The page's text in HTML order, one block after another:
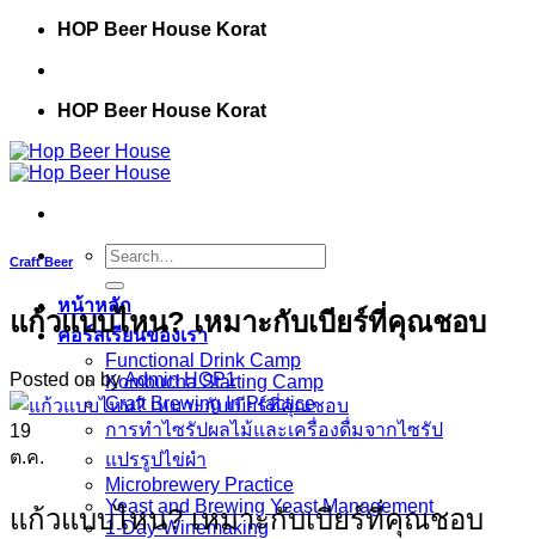
Skip
content
HOP Beer House Korat
HOP Beer House Korat
Search
for:
หน้าหลัก
คอร์สเรียนของเรา
Functional Drink Camp
Kombucha Starting Camp
Craft Brewing In Practice
การทำไซรัปผลไม้และเครื่องดื่มจากไซรัป
แปรรูปไข่ผำ
Microbrewery Practice
Yeast and Brewing Yeast Management
1-Day-Winemaking
Craft Beer
แก้วแบบไหน? เหมาะกับเบียร์ที่คุณชอบ
Posted on byAdmin HOP1
19
ต.ค.
แก้วแบบไหน? เหมาะกับเบียร์ที่คุณชอบ